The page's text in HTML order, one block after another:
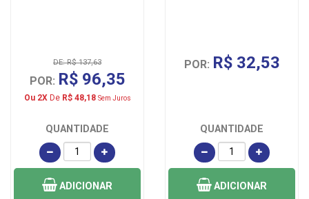
DE: R$ 137,63
POR: R$ 96,35
Ou 2XDe R$ 48,18 Sem Juros
QUANTIDADE
ADICIONAR
POR: R$ 32,53
QUANTIDADE
ADICIONAR